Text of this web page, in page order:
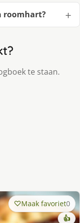
roomhart?
te staan.
Maak favoriet0
👍